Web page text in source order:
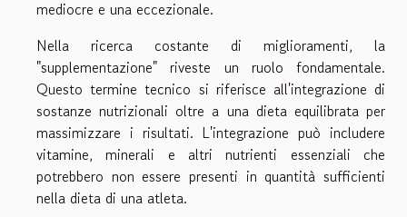
mediocre e una eccezionale.
Nella ricerca costante di miglioramenti, la
"supplementazione" riveste un ruolo fondamentale.
Questo termine tecnico si riferisce all'integrazione di
sostanze nutrizionali oltre a una dieta equilibrata per
massimizzare i risultati. L'integrazione può includere
vitamine, minerali e altri nutrienti essenziali che
potrebbero non essere presenti in quantità sufficienti
nella dieta di una atleta.